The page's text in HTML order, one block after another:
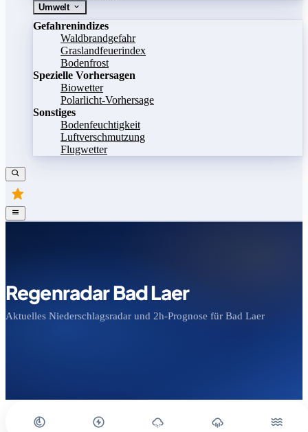
Umwelt
Gefahrenindizes
Waldbrandgefahr
Graslandfeuerindex
Bodenfrost
Spezielle Vorhersagen
Biowetter
Polarlicht-Vorhersage
Sonstiges
Bodenfeuchtigkeit
Luftverschmutzung
Flugwetter
Regenradar Bad Laer
Aktuelles Niederschlagsradar und 2h-Prognose für Bad Laer